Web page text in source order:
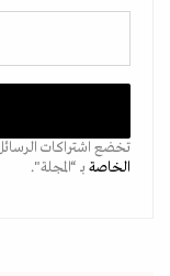
تخضع اشتراكات
الخاصة بـ “المجلة".